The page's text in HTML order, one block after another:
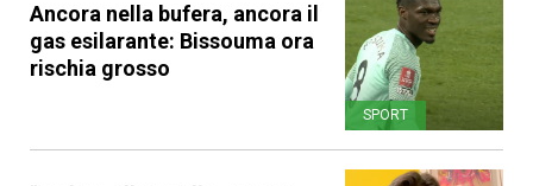
Ancora nella bufera, ancora il
gas esilarante: Bissouma ora
rischia grosso
SPORT